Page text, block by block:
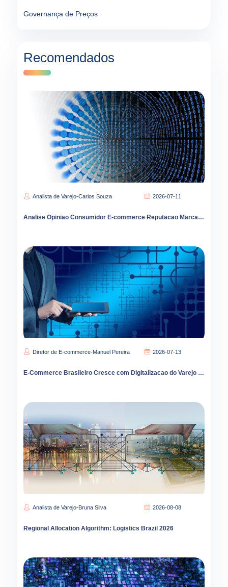
Governança de Preços
Recomendados
Analista de Varejo-Carlos Souza 2026-07-11
Analise Opiniao Consumidor E-commerce Reputacao Marca Vendas Brasil
Diretor de E-commerce-Manuel Pereira 2026-07-13
E-Commerce Brasileiro Cresce com Digitalizacao do Varejo e Novas Estrategias de Precificacao
Analista de Varejo-Bruna Silva 2026-08-08
Regional Allocation Algorithm: Logistics Brazil 2026